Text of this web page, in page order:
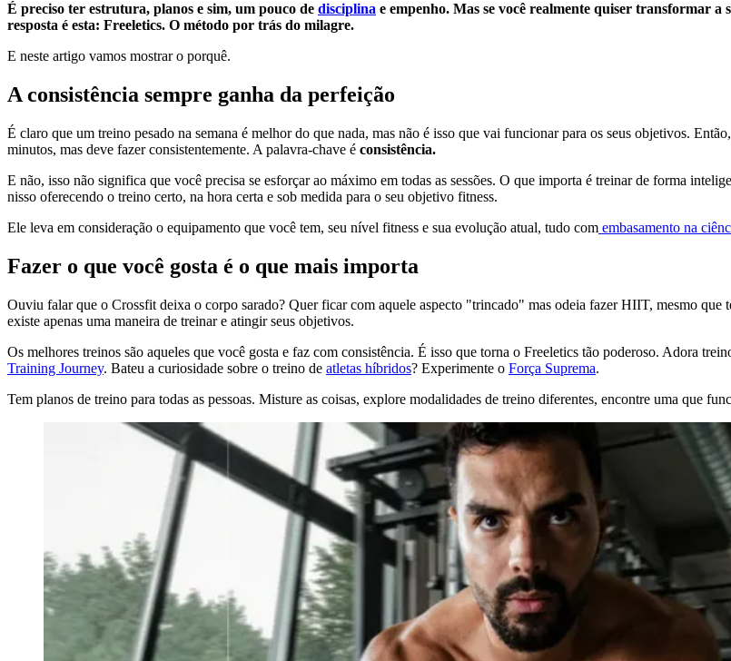
É preciso ter estrutura, planos e sim, um pouco de disciplina e empenho. Mas se você realmente quiser transformar
resposta é esta: Freeletics. O método por trás do milagre.
E neste artigo vamos mostrar o porquê.
A consistência sempre ganha da perfeição
É claro que um treino pesado na semana é melhor do que nada, mas não é isso que vai funcionar para os seus objetivos.
minutos, mas deve fazer consistentemente. A palavra-chave é consistência.
E não, isso não significa que você precisa se esforçar ao máximo em todas as sessões. O que importa é treinar de forma
nisso oferecendo o treino certo, na hora certa e sob medida para o seu objetivo fitness.
Ele leva em consideração o equipamento que você tem, seu nível fitness e sua evolução atual, tudo com embasamento na
Fazer o que você gosta é o que mais importa
Ouviu falar que o Crossfit deixa o corpo sarado? Quer ficar com aquele aspecto "trincado" mas odeia fazer HIIT, mesmo que
existe apenas uma maneira de treinar e atingir seus objetivos.
Os melhores treinos são aqueles que você gosta e faz com consistência. É isso que torna o Freeletics tão poderoso. Adora
Training Journey. Bateu a curiosidade sobre o treino de atletas híbridos? Experimente o Força Suprema.
Tem planos de treino para todas as pessoas. Misture as coisas, explore modalidades de treino diferentes, encontre uma que